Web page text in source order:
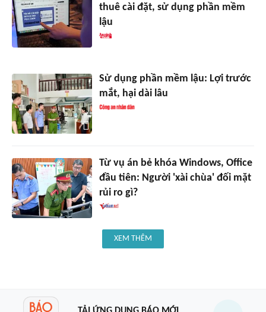
thuê cài đặt, sử dụng phần mềm
lậu
Sử dụng phần mềm lậu: Lợi trước
mắt, hại dài lâu
Từ vụ án bẻ khóa Windows, Office
đầu tiên: Người 'xài chùa' đối mặt
rủi ro gì?
XEM THÊM